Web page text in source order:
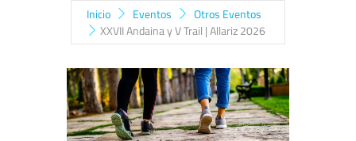
Inicio Eventos
Otros Eventos
XXVII Andaina y V Trail | Allariz 2026